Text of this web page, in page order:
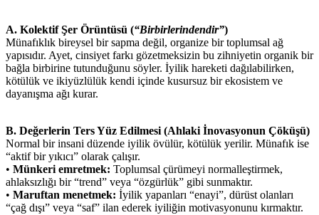
A. Kolektif Şer Örüntüsü (“Birbirlerindendir”)
Münafıklık bireysel bir sapma değil, organize bir toplumsal ağ
yapısıdır. Ayet, cinsiyet farkı gözetmeksizin bu zihniyetin organik bir
bağla birbirine tutunduğunu söyler. İyilik hareketi dağılabilirken,
kötülük ve ikiyüzlülük kendi içinde kusursuz bir ekosistem ve
dayanışma ağı kurar.
B. Değerlerin Ters Yüz Edilmesi (Ahlaki İnovasyonun Çöküşü)
Normal bir insani düzende iyilik övülür, kötülük yerilir. Münafık ise
“aktif bir yıkıcı” olarak çalışır.
• Münkeri emretmek: Toplumsal çürümeyi normalleştirmek,
ahlaksızlığı bir “trend” veya “özgürlük” gibi sunmaktır.
• Maruftan menetmek: İyilik yapanları “enayi”, dürüst olanları
“çağ dışı” veya “saf” ilan ederek iyiliğin motivasyonunu kırmaktır.